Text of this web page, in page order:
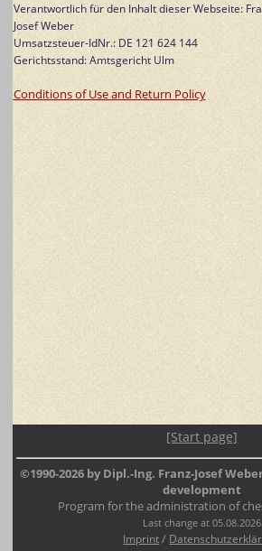
Verantwortlich für den Inhalt dieser Webseite:
Josef Weber
Umsatzsteuer-IdNr.: DE 121 624 144
Gerichtsstand: Amtsgericht Ulm
Conditions of Use and Return Policy
[Start page]
©1990-2026 by Dipl.-Ing. Franz-Josef
development
Program for the administration of
Last change at 05.08.2026
Imprint/